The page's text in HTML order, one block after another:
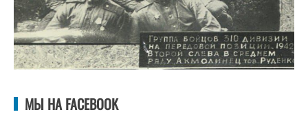
МЫ НА FACEBOOK